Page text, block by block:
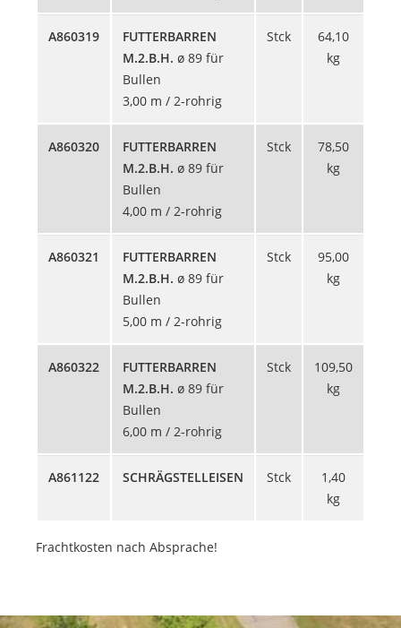
A860319
FUTTERBARREN
M.2.B.H. ø 89 für
Bullen
3,00 m / 2-rohrig
Stck
64,10
kg
A860320
FUTTERBARREN
M.2.B.H. ø 89 für
Bullen
4,00 m / 2-rohrig
Stck
78,50
kg
A860321
FUTTERBARREN
M.2.B.H. ø 89 für
Bullen
5,00 m / 2-rohrig
Stck
95,00
kg
A860322
FUTTERBARREN
M.2.B.H. ø 89 für
Bullen
6,00 m / 2-rohrig
Stck
109,50
kg
A861122 SCHRÄGSTELLEISEN Stck
1,40
kg
Frachtkosten nach Absprache!